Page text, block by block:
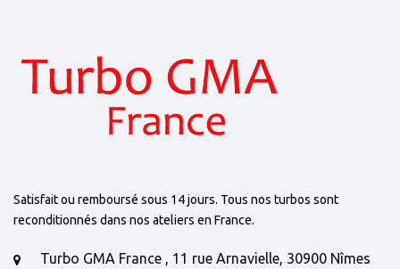
Satisfait ou remboursé sous 14 jours. Tous nos turbos sont
reconditionnés dans nos ateliers en France.
Turbo GMA France , 11 rue Arnavielle, 30900 Nîmes